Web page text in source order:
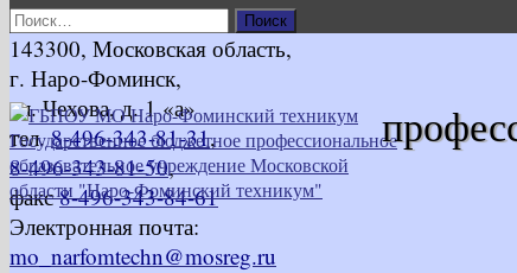
Найти:
143300, Московская область,
г. Наро-Фоминск,
ул. Чехова, д. 1 «а»
тел.8-496-343-81-31,
8-496-343-81-50,
факс8-496-343-84-61
Электронная почта:
mo_narfomtechn@mosreg.ru